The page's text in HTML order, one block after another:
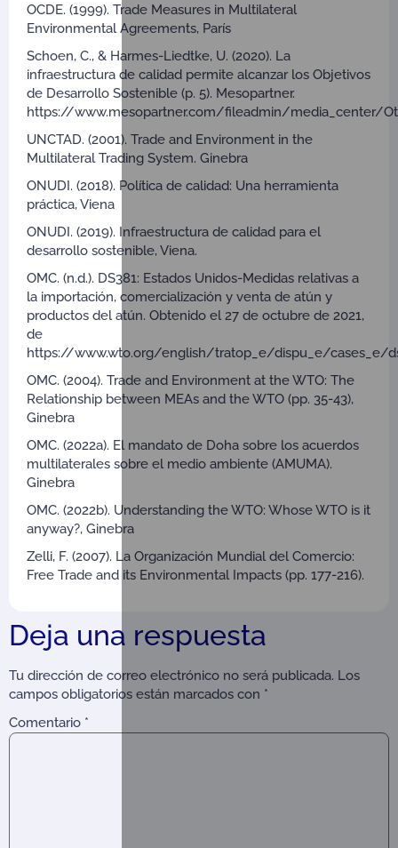
OCDE. (1999). Trade Measures in Multilateral
Environmental Agreements, París
Schoen, C., & Harmes-Liedtke, U. (2020). La
infraestructura de calidad permite alcanzar los Objetivos
de Desarrollo Sostenible (p. 5). Mesopartner.
https://www.mesopartner.com/fileadmin/media_center/
UNCTAD. (2001). Trade and Environment in the
Multilateral Trading System. Ginebra
ONUDI. (2018). Política de calidad: Una herramienta
práctica, Viena
ONUDI. (2019). Infraestructura de calidad para el
desarrollo sostenible, Viena.
OMC. (n.d.). DS381: Estados Unidos-Medidas relativas a
la importación, comercialización y venta de atún y
productos del atún. Obtenido el 27 de octubre de 2021,
de
https://www.wto.org/english/tratop_e/dispu_e/cases_e/
OMC. (2004). Trade and Environment at the WTO: The
Relationship between MEAs and the WTO (pp. 35-43),
Ginebra
OMC. (2022a). El mandato de Doha sobre los acuerdos
multilaterales sobre el medio ambiente (AMUMA).
Ginebra
OMC. (2022b). Understanding the WTO: Whose WTO is it
anyway?, Ginebra
Zelli, F. (2007). La Organización Mundial del Comercio:
Free Trade and its Environmental Impacts (pp. 177-216).
Deja una respuesta
Tu dirección de correo electrónico no será publicada. Los
campos obligatorios están marcados con *
Comentario *